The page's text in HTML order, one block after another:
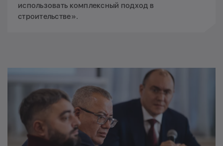
использовать комплексный подход в
строительстве».